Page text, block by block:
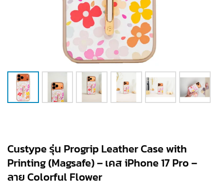
Custype รุ่น Progrip Leather Case with
Printing (Magsafe) – เคส iPhone 17 Pro –
ลาย Colorful Flower